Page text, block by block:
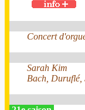
Concert
Sarah Kim
Bach, Duruflé,